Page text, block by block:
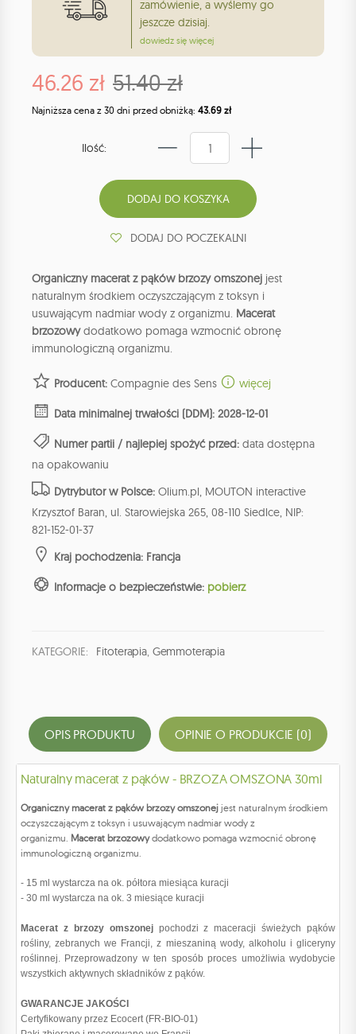
zamówienie, a wyślemy go
jeszcze dzisiaj.
dowiedz się więcej
46.26 zł 51.40 zł
Najniższa cena z 30 dni przed obniżką: 43.69 zł
Ilość:
DODAJ DO POCZEKALNI
Organiczny macerat z pąków brzozy omszonej jest
naturalnym środkiem oczyszczającym z toksyn i
usuwającym nadmiar wody z organizmu. Macerat
brzozowydodatkowo pomaga wzmocnić obronę
immunologiczną organizmu.
Producent: Compagnie des Sens więcej
Data minimalnej trwałości (DDM): 2028-12-01
Numer partii / najlepiej spożyć przed: data dostępna
na opakowaniu
Dytrybutor w Polsce: Olium.pl, MOUTON interactive
Krzysztof Baran, ul. Starowiejska 265, 08-110 Siedlce, NIP:
821-152-01-37
Kraj pochodzenia: Francja
Informacje o bezpieczeństwie: pobierz
KATEGORIE: Fitoterapia, Gemmoterapia
OPIS PRODUKTU OPINIE O PRODUKCIE (0)
Naturalny macerat z pąków - BRZOZA OMSZONA 30ml
Organiczny macerat z pąków brzozy omszonej jest naturalnym środkiem
oczyszczającym z toksyn i usuwającym nadmiar wody z
organizmu. Macerat brzozowydodatkowo pomaga wzmocnić obronę
immunologiczną organizmu.
- 15 ml wystarcza na ok. półtora miesiąca kuracji
- 30 ml wystarcza na ok. 3 miesiące kuracji
Macerat z brzozy omszonejpochodzi z maceracji świeżych pąków
rośliny, zebranych we Francji, z mieszaniną wody, alkoholu i gliceryny
roślinnej. Przeprowadzony w ten sposób proces umożliwia wydobycie
wszystkich aktywnych składników z pąków.
GWARANCJE JAKOŚCI
Certyfikowany przez Ecocert (FR-BIO-01)